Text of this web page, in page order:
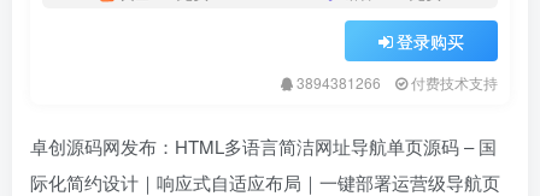
登录购买
3894381266 付费技术支持
卓创源码网发布：HTML多语言简洁网址导航单页源码 – 国
际化简约设计｜响应式自适应布局｜一键部署运营级导航页